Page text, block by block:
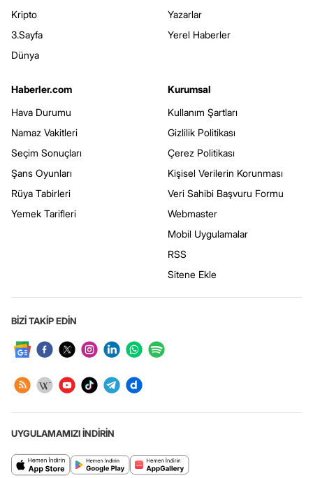
Kripto
3.Sayfa
Dünya
Yazarlar
Yerel Haberler
Haberler.com
Hava Durumu
Namaz Vakitleri
Seçim Sonuçları
Şans Oyunları
Rüya Tabirleri
Yemek Tarifleri
Kurumsal
Kullanım Şartları
Gizlilik Politikası
Çerez Politikası
Kişisel Verilerin Korunması
Veri Sahibi Başvuru Formu
Webmaster
Mobil Uygulamalar
RSS
Sitene Ekle
BİZİ TAKİP EDİN
UYGULAMAMIZI İNDİRİN